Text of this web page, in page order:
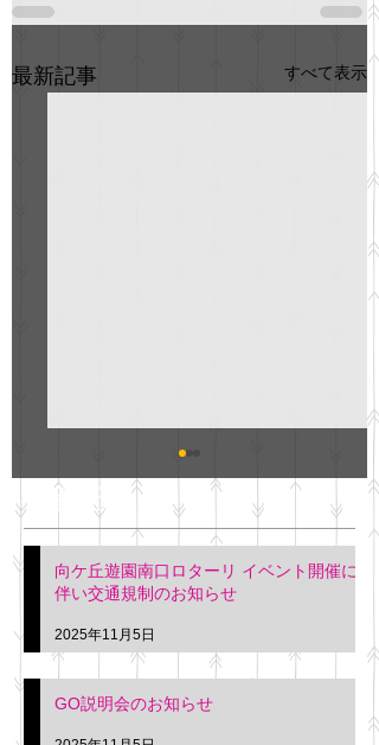
最新記事 すべて表示
明日(11月6日)午後3時～5
階会議室にてGOの説明会
を行います。 神奈川個人
タクシー協同組合 専務 佐
久間
最新記事
向ケ丘遊園南口ロターリ イベント開催に
伴い交通規制のお知らせ
2025年11月5日
GO説明会のお知らせ